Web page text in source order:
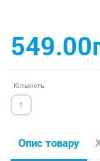
Кількість:
Опис товару